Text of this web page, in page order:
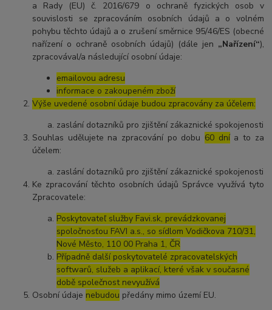
a Rady (EU) č. 2016/679 o ochraně fyzických osob v
souvislosti se zpracováním osobních údajů a o volném
pohybu těchto údajů a o zrušení směrnice 95/46/ES (obecné
nařízení o ochraně osobních údajů) (dále jen „Nařízení“),
zpracovával/a následující osobní údaje:
emailovou adresu
informace o zakoupeném zboží
Výše uvedené osobní údaje budou zpracovány za účelem:
zaslání dotazníků pro zjištění zákaznické spokojenosti
Souhlas udělujete na zpracování po dobu 60 dnía to za
účelem:
zaslání dotazníků pro zjištění zákaznické spokojenosti
Ke zpracování těchto osobních údajů Správce využívá tyto
Zpracovatele:
Poskytovateľ služby Favi.sk, prevádzkovanej
spoločnosťou FAVI a.s., so sídlom Vodičkova 710/31,
Nové Město, 110 00 Praha 1, ČR
Případně další poskytovatelé zpracovatelských
softwarů, služeb a aplikací, které však v současné
době společnost nevyužívá
Osobní údaje nebudou předány mimo území EU.